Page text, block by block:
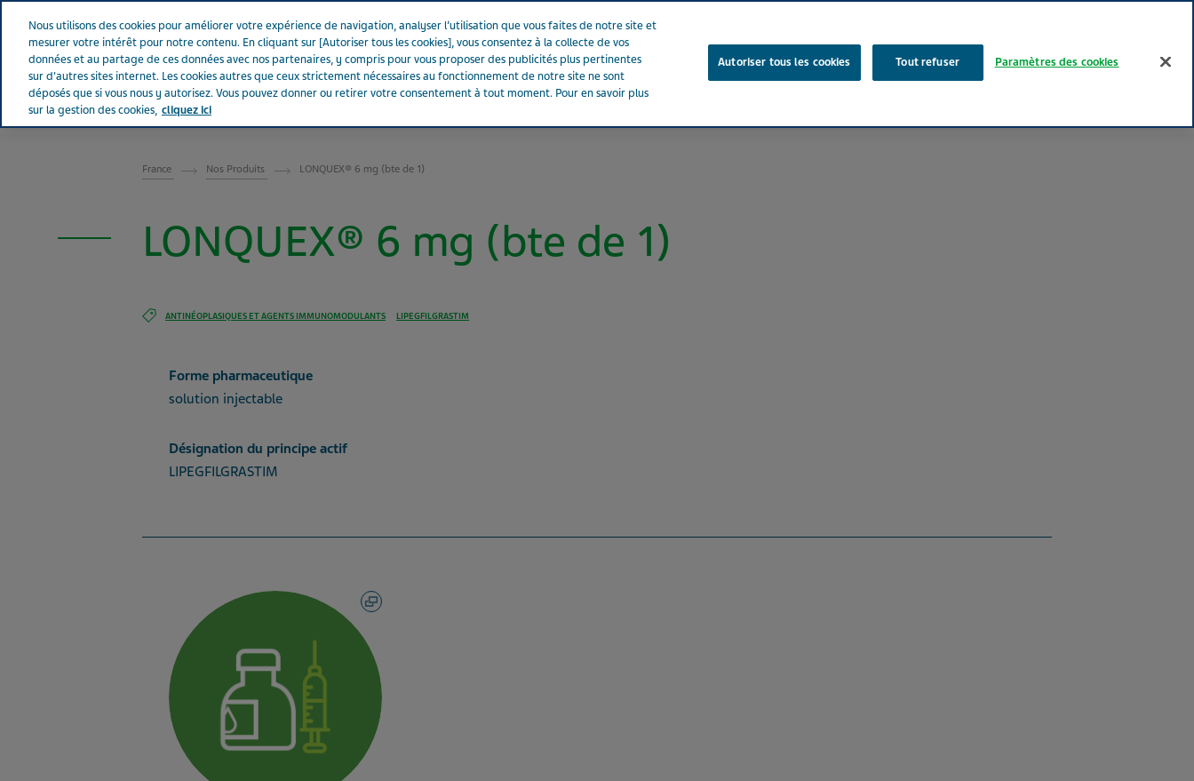
Aller sur Tevapharm
FRANCE
France Nos Produits LONQUEX® 6 mg (bte de 1)
LONQUEX® 6 mg (bte de 1)
ANTINÉOPLASIQUES ET AGENTS IMMUNOMODULANTS LIPEGFILGRASTIM
Forme pharmaceutique
solution injectable
Désignation du principe actif
LIPEGFILGRASTIM
Nous utilisons des cookies pour améliorer votre expérience de navigation, analyser l’utilisation que vous faites de notre site et
mesurer votre intérêt pour notre contenu. En cliquant sur [Autoriser tous les cookies], vous consentez à la collecte de vos
données et au partage de ces données avec nos partenaires, y compris pour vous proposer des publicités plus pertinentes
sur d'autres sites internet. Les cookies autres que ceux strictement nécessaires au fonctionnement de notre site ne sont
déposés que si vous nous y autorisez. Vous pouvez donner ou retirer votre consentement à tout moment. Pour en savoir plus
sur la gestion des cookies, cliquez ici
Autoriser tous les cookies Tout refuser Paramètres des cookies